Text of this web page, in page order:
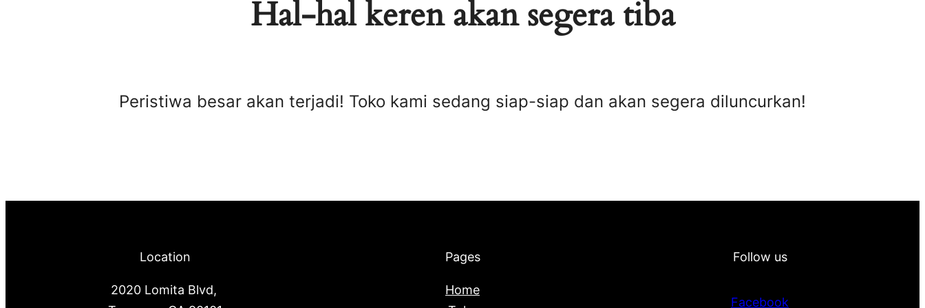
Hal-hal keren akan segera tiba
Peristiwa besar akan terjadi! Toko kami sedang siap-siap dan akan segera diluncurkan!
Location
2020 Lomita Blvd,
Pages
Home
Follow us
Facebook